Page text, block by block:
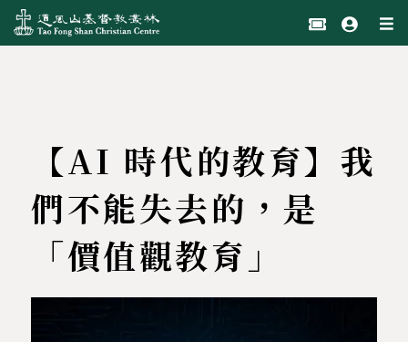
【AI 時代的教育】我
們不能失去的，是
「價值觀教育」